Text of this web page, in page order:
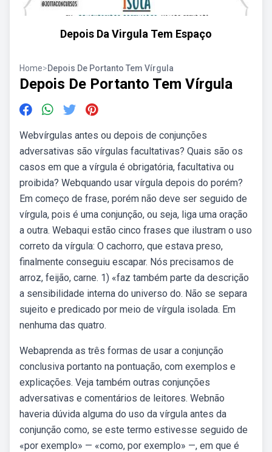
Depois Da Virgula Tem Espaço
Home>Depois De Portanto Tem Vírgula
Depois De Portanto Tem Vírgula
Webvírgulas antes ou depois de conjunções
adversativas são vírgulas facultativas? Quais são os
casos em que a vírgula é obrigatória, facultativa ou
proibida? Webquando usar vírgula depois do porém?
Em começo de frase, porém não deve ser seguido de
vírgula, pois é uma conjunção, ou seja, liga uma oração
a outra. Webaqui estão cinco frases que ilustram o uso
correto da vírgula: O cachorro, que estava preso,
finalmente conseguiu escapar. Nós precisamos de
arroz, feijão, carne. 1) «faz também parte da descrição
a sensibilidade interna do universo do. Não se separa
sujeito e predicado por meio de vírgula isolada. Em
nenhuma das quatro.
Webaprenda as três formas de usar a conjunção
conclusiva portanto na pontuação, com exemplos e
explicações. Veja também outras conjunções
adversativas e comentários de leitores. Webnão
haveria dúvida alguma do uso da vírgula antes da
conjunção como, se este termo estivesse seguido de
«por exemplo» — «como, por exemplo» —, em que é